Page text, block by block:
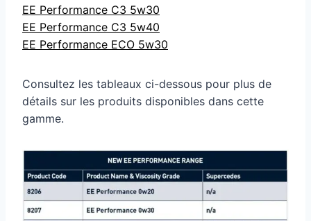
EE Performance C3 5w30
EE Performance C3 5w40
EE Performance ECO 5w30
Consultez les tableaux ci-dessous pour plus de
détails sur les produits disponibles dans cette
gamme.